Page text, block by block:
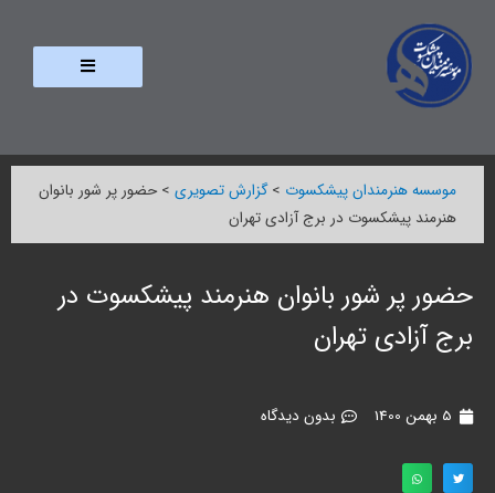
موسسه هنرمندان پیشکسوت >گزارش تصویری >حضور پر شور بانوان
هنرمند پیشکسوت در برج آزادی تهران
حضور پر شور بانوان هنرمند پیشکسوت در
برج آزادی تهران
5 بهمن 1400 بدون دیدگاه